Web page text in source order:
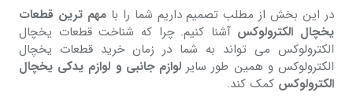
در این بخش از مطلب تصمیم داریم شما را بامهم ترین قطعات
یخچال الکترولوکس آشنا کنیم. چرا که شناخت قطعات یخچال
الکترولوکس می تواند به شما در زمان خرید قطعات یخچال
الکترولوکس و همین طور سایر لوازم جانبی و لوازم یدکی یخچال
الکترولوکس کمک کند.